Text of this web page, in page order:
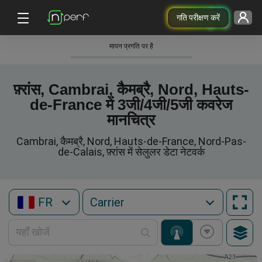
गति परीक्षण करें
मापन प्रगति पर है
फ़्रांस, Cambrai, कैमब्रै, Nord, Hauts-
de-France में 3जी/4जी/5जी कवरेज
मानचित्र
Cambrai, कैमब्रै, Nord, Hauts-de-France, Nord-Pas-
de-Calais, फ़्रांस में सेलुलर डेटा नेटवर्क
FR